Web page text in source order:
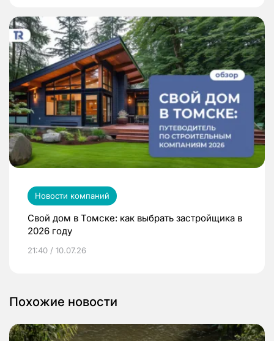
Новости компаний
Свой дом в Томске: как выбрать застройщика в
2026 году
21:40 / 10.07.26
Похожие новости